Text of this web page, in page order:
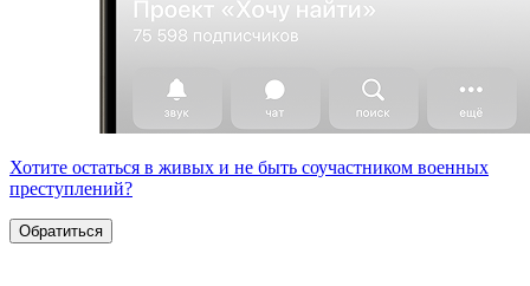
Хотите остаться в живых и не быть соучастником военных
преступлений?
Обратиться